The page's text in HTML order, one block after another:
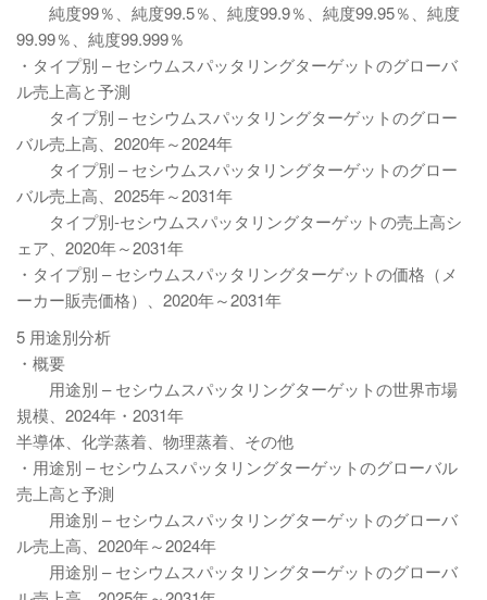
純度99％、純度99.5％、純度99.9％、純度99.95％、純度
99.99％、純度99.999％
・タイプ別 – セシウムスパッタリングターゲットのグローバ
ル売上高と予測
タイプ別 – セシウムスパッタリングターゲットのグロー
バル売上高、2020年～2024年
タイプ別 – セシウムスパッタリングターゲットのグロー
バル売上高、2025年～2031年
タイプ別-セシウムスパッタリングターゲットの売上高シ
ェア、2020年～2031年
・タイプ別 – セシウムスパッタリングターゲットの価格（メ
ーカー販売価格）、2020年～2031年
5 用途別分析
・概要
用途別 – セシウムスパッタリングターゲットの世界市場
規模、2024年・2031年
半導体、化学蒸着、物理蒸着、その他
・用途別 – セシウムスパッタリングターゲットのグローバル
売上高と予測
用途別 – セシウムスパッタリングターゲットのグローバ
ル売上高、2020年～2024年
用途別 – セシウムスパッタリングターゲットのグローバ